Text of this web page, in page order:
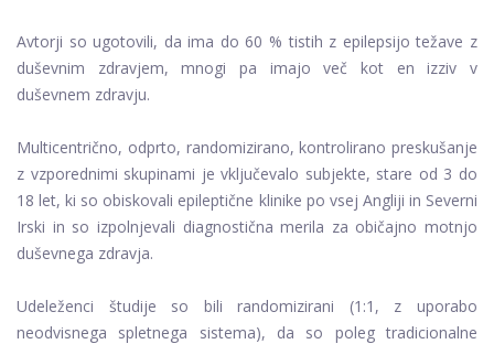
Avtorji so ugotovili, da ima do 60 % tistih z epilepsijo težave z
duševnim zdravjem, mnogi pa imajo več kot en izziv v
duševnem zdravju.
Multicentrično, odprto, randomizirano, kontrolirano preskušanje
z vzporednimi skupinami je vključevalo subjekte, stare od 3 do
18 let, ki so obiskovali epileptične klinike po vsej Angliji in Severni
Irski in so izpolnjevali diagnostična merila za običajno motnjo
duševnega zdravja.
Udeleženci študije so bili randomizirani (1:1, z uporabo
neodvisnega spletnega sistema), da so poleg tradicionalne